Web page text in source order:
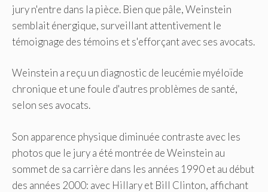
jury n'entre dans la pièce. Bien que pâle, Weinstein
semblait énergique, surveillant attentivement le
témoignage des témoins et s'efforçant avec ses avocats.
Weinstein a reçu un diagnostic de leucémie myéloïde
chronique et une foule d'autres problèmes de santé,
selon ses avocats.
Son apparence physique diminuée contraste avec les
photos que le jury a été montrée de Weinstein au
sommet de sa carrière dans les années 1990 et au début
des années 2000: avec Hillary et Bill Clinton, affichant